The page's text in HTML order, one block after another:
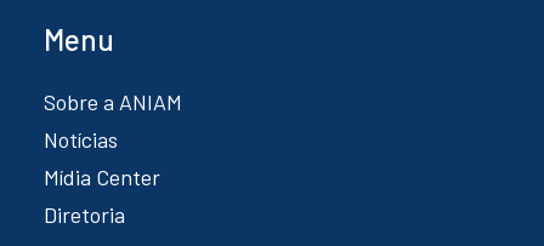
Menu
Sobre a ANIAM
Notícias
Mídia Center
Diretoria